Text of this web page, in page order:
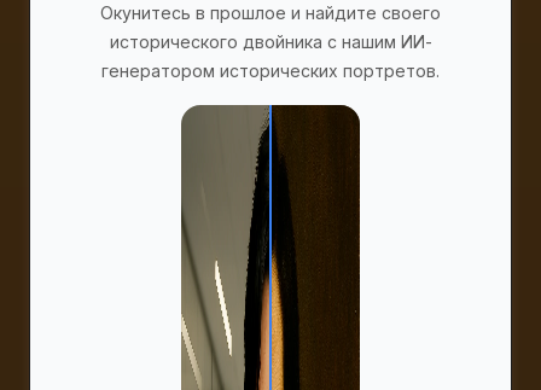
Окунитесь в прошлое и найдите своего
исторического двойника с нашим ИИ-
генератором исторических портретов.